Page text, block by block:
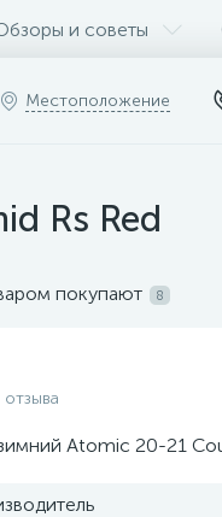
и советы
Местоположение
Rs Red
покупают 8
отзыва
Atomic 20-21